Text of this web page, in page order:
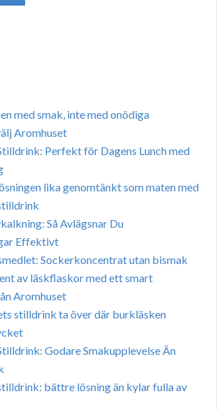
med smak, inte med onödiga
Aromhuset
Perfekt för Dagens Lunch med
lika genomtänkt som maten med
Så Avlägsnar Du
Effektivt
Sockerkoncentrat utan bismak
av läskflaskor med ett smart
Aromhuset
stilldrink ta över där burkläsken
Godare Smakupplevelse Än
bättre lösning än kylar fulla av